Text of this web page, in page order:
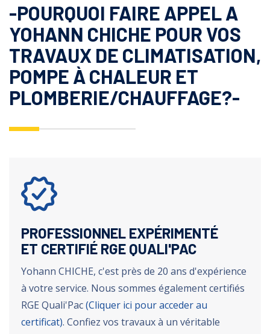
-POURQUOI FAIRE APPEL A
YOHANN CHICHE POUR VOS
TRAVAUX DE CLIMATISATION,
POMPE À CHALEUR ET
PLOMBERIE/CHAUFFAGE?-
PROFESSIONNEL EXPÉRIMENTÉ
ET CERTIFIÉ RGE QUALI'PAC
Yohann CHICHE, c'est près de 20 ans d'expérience
à votre service. Nous sommes également certifiés
RGE Quali'Pac(Cliquer ici pour acceder au
certificat). Confiez vos travaux à un véritable